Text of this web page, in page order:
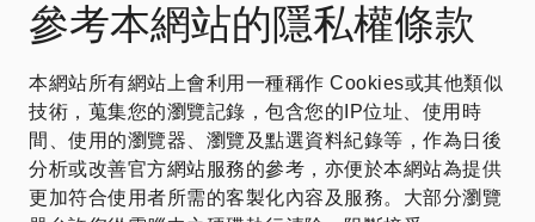
參考本網站的隱私權條款
本網站所有網站上會利用一種稱作 Cookies或其他類似
技術，蒐集您的瀏覽記錄，包含您的IP位址、使用時
間、使用的瀏覽器、瀏覽及點選資料紀錄等，作為日後
分析或改善官方網站服務的參考，亦便於本網站為提供
更加符合使用者所需的客製化內容及服務。大部分瀏覽